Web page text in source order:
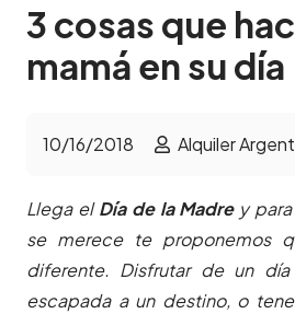
3 cosas que
mamá en su día
10/16/2018 Alquiler
Llega elDía de la Madrey para
se merece te proponemos
diferente. Disfrutar de un
escapada a un destino, o